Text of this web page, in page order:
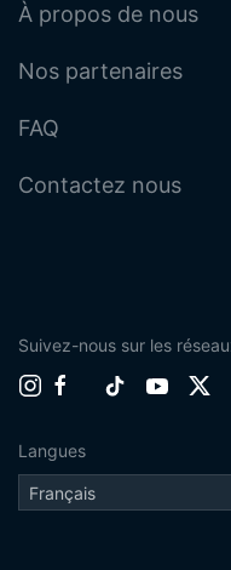
À propos de nous
Nos partenaires
FAQ
Contactez nous
Suivez-nous sur les
Langues